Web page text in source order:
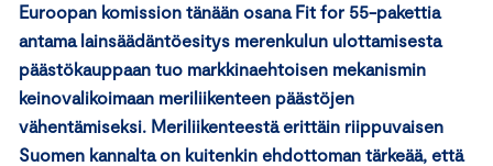
Euroopan komission tänään osana Fit for 55-pakettia
antama lainsäädäntöesitys merenkulun ulottamisesta
päästökauppaan tuo markkinaehtoisen mekanismin
keinovalikoimaan meriliikenteen päästöjen
vähentämiseksi. Meriliikenteestä erittäin riippuvaisen
Suomen kannalta on kuitenkin ehdottoman tärkeää, että